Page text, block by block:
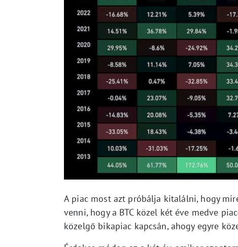
A piac most azt próbálja kitalálni, hogy
venni, hogy a BTC közel két éve medve
közelgő bikapiac kapcsán, ahogy egyre